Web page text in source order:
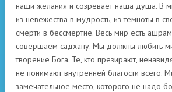
наши желания и созревает наша душа. В
из невежества в мудрость, из темноты в
смерти в бессмертие. Весь мир есть
совершаем садхану. Мы должны любить
творение Бога. Те, кто презирают,
не понимают внутренней благости всего.
замечательное место, которого не надо